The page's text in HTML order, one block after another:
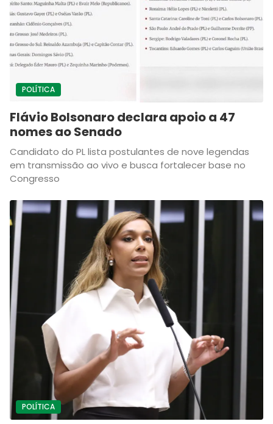
POLÍTICA
Flávio Bolsonaro declara apoio a 47
nomes ao Senado
Candidato do PL lista postulantes de nove legendas
em transmissão ao vivo e busca fortalecer base no
Congresso
POLÍTICA